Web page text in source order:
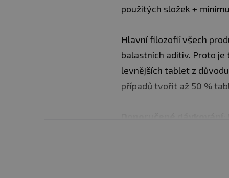
použitých složek +
Hlavní filozofií všech
balastních aditiv. Proto
levnějších tablet z
případů tvořit až 50 %